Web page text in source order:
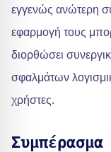
εγγενώς ανώτερη
εφαρμογή τους
διορθώσει
σφαλμάτων
χρήστες.
Συμπέρασμα